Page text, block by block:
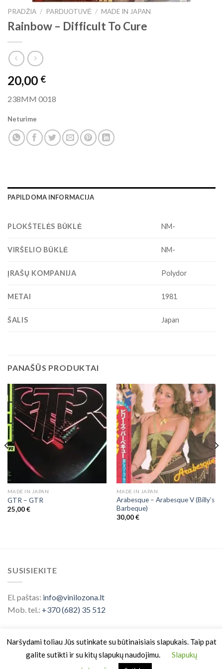
PRADŽIA / PARDUOTUVĖ / MADE IN JAPAN
Rainbow – Difficult To Cure
20,00 €
238MM 0018
Neturime
PAPILDOMA INFORMACIJA
PLOKŠTELĖS BŪKLĖ NM-
VIRŠELIO BŪKLĖ NM-
ĮRAŠŲ KOMPANIJA Polydor
METAI 1981
ŠALIS Japan
PANAŠŪS PRODUKTAI
MADE IN JAPAN
GTR ‎– GTR
25,00€
MADE IN JAPAN
Arabesque ‎– Arabesque V (Billy’s
Barbeque)
30,00€
SUSISIEKITE
El. paštas: info@vinilozona.lt
Mob. tel.: +370 (682) 35 512
Naršydami toliau Jūs sutinkate su būtinaisiais slapukais. Taip pat
galite sutikti ir su kitų slapukų naudojimu.
Slapukų